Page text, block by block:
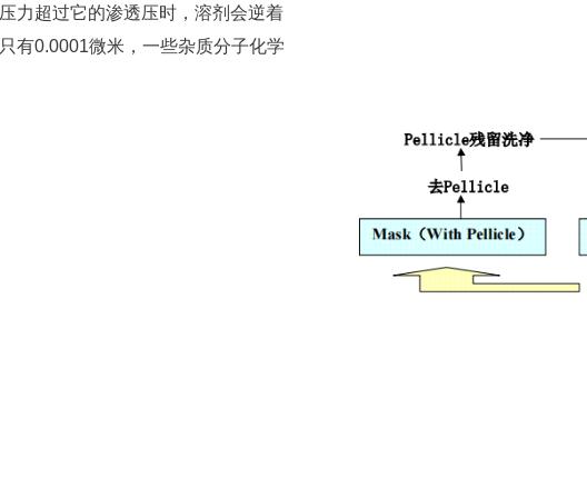
力超过它的渗透压时，溶剂会逆着
有0.0001微米，一些杂质分子化学